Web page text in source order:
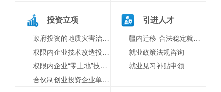
投资立项
政府投资的地质灾害治理工程竣工验收
权限内企业技术改造投资项目备案（非零土地）
权限内企业“零土地”技术改造投资项目承诺备案
合伙制创业投资企业单一投资基金核算方式报告
引进人才
疆内迁移-合法稳定就业迁移
就业政策法规咨询
就业见习补贴申领